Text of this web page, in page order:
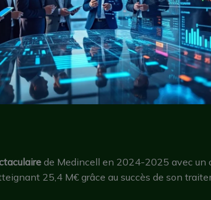
de Medincell en 2024-2025 avec un
25,4 M€ grâce au succès de son